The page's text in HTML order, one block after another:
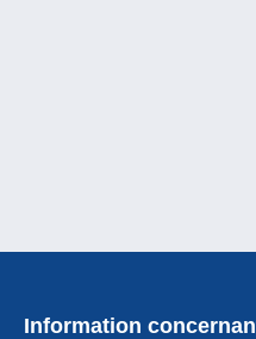
Information